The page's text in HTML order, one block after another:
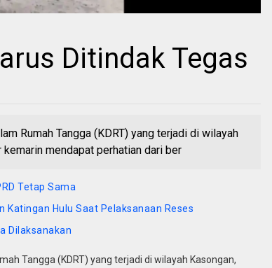
Ditindak Tegas
Rumah Tangga (KDRT) yang terjadi di wilayah
mendapat perhatian dari ber
Tetap Sama
Katingan Hulu Saat Pelaksanaan Reses
Dilaksanakan
Tangga (KDRT) yang terjadi di wilayah Kasongan,